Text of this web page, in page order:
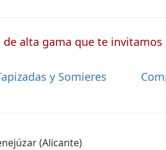
alta gama que te invitamos
y Somieres
(Alicante)